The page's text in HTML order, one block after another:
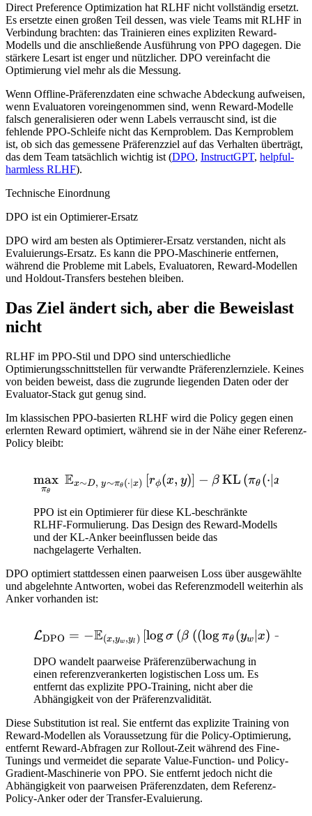
Direct Preference Optimization hat RLHF nicht vollständig ersetzt.
Es ersetzte einen großen Teil dessen, was viele Teams mit RLHF in
Verbindung brachten: das Trainieren eines expliziten Reward-
Modells und die anschließende Ausführung von PPO dagegen. Die
stärkere Lesart ist enger und nützlicher. DPO vereinfacht die
Optimierung viel mehr als die Messung.
Wenn Offline-Präferenzdaten eine schwache Abdeckung aufweisen,
wenn Evaluatoren voreingenommen sind, wenn Reward-Modelle
falsch generalisieren oder wenn Labels verrauscht sind, ist die
fehlende PPO-Schleife nicht das Kernproblem. Das Kernproblem
ist, ob sich das gemessene Präferenzziel auf das Verhalten überträgt,
das dem Team tatsächlich wichtig ist (DPO, InstructGPT, helpful-
harmless RLHF).
Technische Einordnung
DPO ist ein Optimierer-Ersatz
DPO wird am besten als Optimierer-Ersatz verstanden, nicht als
Evaluierungs-Ersatz. Es kann die PPO-Maschinerie entfernen,
während die Probleme mit Labels, Evaluatoren, Reward-Modellen
und Holdout-Transfers bestehen bleiben.
Das Ziel ändert sich, aber die Beweislast
nicht
RLHF im PPO-Stil und DPO sind unterschiedliche
Optimierungsschnittstellen für verwandte Präferenzlernziele. Keines
von beiden beweist, dass die zugrunde liegenden Daten oder der
Evaluator-Stack gut genug sind.
Im klassischen PPO-basierten RLHF wird die Policy gegen einen
erlernten Reward optimiert, während sie in der Nähe einer Referenz-
Policy bleibt:
\max_{\pi_\theta}\;
πθ
max Ex∼D, y∼πθ (⋅ ∣x) [rϕ(x, y)] − β KL (πθ (⋅∣x
PPO ist ein Optimierer für diese KL-beschränkte
RLHF-Formulierung. Das Design des Reward-Modells
und der KL-Anker beeinflussen beide das
nachgelagerte Verhalten.
DPO optimiert stattdessen einen paarweisen Loss über ausgewählte
und abgelehnte Antworten, wobei das Referenzmodell weiterhin als
Anker vorhanden ist:
LDPO = −E(x,yw ,yl ) [logσ (β ((logπθ (yw ∣x) −
DPO wandelt paarweise Präferenzüberwachung in
einen referenzverankerten logistischen Loss um. Es
entfernt das explizite PPO-Training, nicht aber die
Abhängigkeit von der Präferenzvalidität.
Diese Substitution ist real. Sie entfernt das explizite Training von
Reward-Modellen als Voraussetzung für die Policy-Optimierung,
entfernt Reward-Abfragen zur Rollout-Zeit während des Fine-
Tunings und vermeidet die separate Value-Function- und Policy-
Gradient-Maschinerie von PPO. Sie entfernt jedoch nicht die
Abhängigkeit von paarweisen Präferenzdaten, dem Referenz-
Policy-Anker oder der Transfer-Evaluierung.